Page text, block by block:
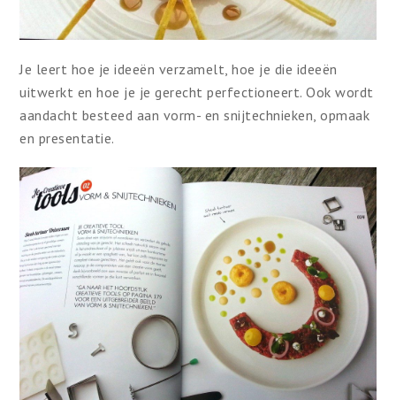
Je leert hoe je ideeën verzamelt, hoe je die ideeën
uitwerkt en hoe je je gerecht perfectioneert. Ook wordt
aandacht besteed aan vorm- en snijtechnieken, opmaak
en presentatie.